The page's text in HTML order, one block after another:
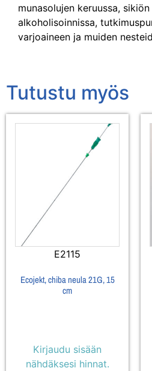
munasolujen keruussa,
alkoholisoinnissa,
varjoaineen ja muiden
Tutustu myös
E2115
Ecojekt, chiba neula 21G, 15
cm
Kirjaudu sisään
nähdäksesi hinnat.